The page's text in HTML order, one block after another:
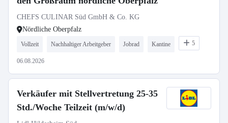
CHEFS CULINAR Süd GmbH & Co. KG
Nördliche Oberpfalz
Vollzeit Nachhaltiger Arbeitgeber Jobrad Kantine 5
06.08.2026
Verkäufer mit Stellvertretung 25-35
Std./Woche Teilzeit (m/w/d)